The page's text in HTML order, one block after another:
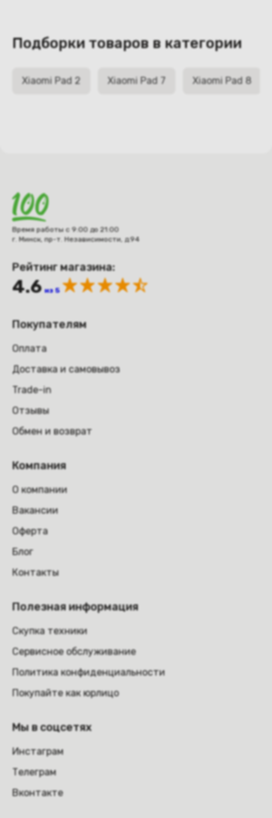
Подборки товаров в категории
Xiaomi Pad 2 Xiaomi Pad 7 Xiaomi Pad 8
Время работы с 9:00 до 21:00
г. Минск, пр-т. Независимости, д.94
Рейтинг магазина:
4.6 из 5
Покупателям
Оплата
Доставка и самовывоз
Trade-in
Отзывы
Обмен и возврат
Компания
О компании
Вакансии
Оферта
Блог
Контакты
Полезная информация
Скупка техники
Сервисное обслуживание
Политика конфиденциальности
Покупайте как юрлицо
Мы в соцсетях
Инстаграм
Телеграм
Вконтакте